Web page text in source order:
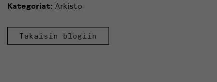
Kategoriat: Arkisto
Takaisin blogiin